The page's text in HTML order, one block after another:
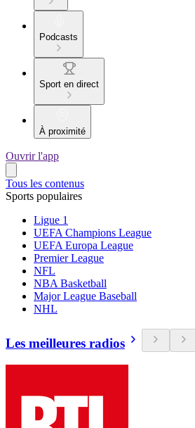
Podcasts
Sport en direct
À proximité
Ouvrir l'app
Tous les contenus
Sports populaires
Ligue 1
UEFA Champions League
UEFA Europa League
Premier League
NFL
NBA Basketball
Major League Baseball
NHL
Les meilleures radios